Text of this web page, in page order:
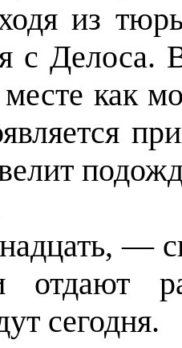
из
с Делоса.
как
—
отдают
сегодня.